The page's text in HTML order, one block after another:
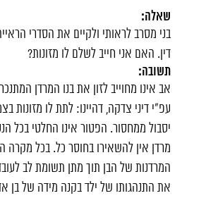
שאלה:
בני מסרב לראותי ולקיים את הסדרי
דין. האם אני חייב לשלם לו מזונות?
תשובה:
אב אינו מחוייב לזון את בנו המרדן
עפ"י דיני צדקה, דהיינו: לתת לו מזונות
יסבול ממחסור. הפטור אינו החלטי בכל
מרדן אין להשאירו בחוסר כל. בכל מקרה
המרדנות של הבן תוך מתן תשומת לב
את התנהגותו של ילד בקנה מידה של בן